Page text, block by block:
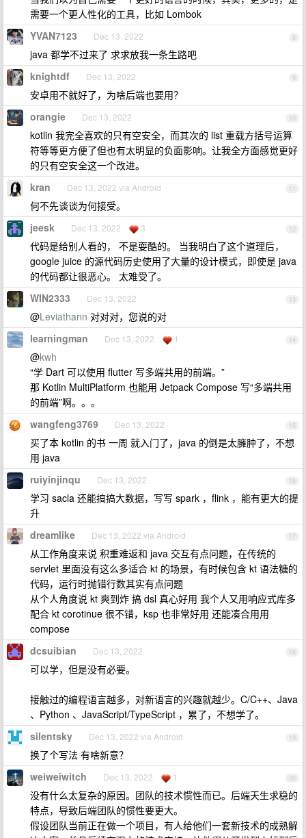
需要一个更人性化的工具，比如 Lombok
8
YVAN7123 Dec 13, 2022
java 都学不过来了 求求放我一条生路吧
9
knightdf Dec 13, 2022
安卓用不就好了，为啥后端也要用？
10
orangie Dec 13, 2022
kotlin 我完全喜欢的只有空安全，而其次的 list 重载方括号运算
符等等更方便了但也有太明显的负面影响。让我全方面感觉更好
的只有空安全这一个改进。
11
kran Dec 13, 2022 via Android
何不先谈谈为何接受。
12
jeesk Dec 13, 2022 3
代码是给别人看的， 不是耍酷的。 当我明白了这个道理后，
google juice 的源代码历史使用了大量的设计模式，即使是 java
的代码都让很恶心。 太难受了。
13
WIN2333 Dec 13, 2022
@Leviathann 对对对，您说的对
14
learningman Dec 13, 2022 1
@kwh
“学 Dart 可以使用 flutter 写多端共用的前端。”
那 Kotlin MultiPlatform 也能用 Jetpack Compose 写“多端共用
的前端”啊。。。
15
wangfeng3769 Dec 13, 2022
买了本 kotlin 的书 一周 就入门了，java 的倒是太臃肿了，不想
用 java
16
ruiyinjinqu Dec 13, 2022
学习 sacla 还能搞搞大数据，写写 spark ，flink ，能有更大的提
升
17
dreamlike Dec 13, 2022 via Android
从工作角度来说 积重难返和 java 交互有点问题，在传统的
servlet 里面没有这么多适合 kt 的场景，有时候包含 kt 语法糖的
代码，运行时抛错行数其实有点问题
从个人角度说 kt 爽到炸 搞 dsl 真心好用 我个人又用响应式库多
配合 kt corotinue 很不错，ksp 也非常好用 还能凑合用用
compose
18
dcsuibian Dec 13, 2022
可以学，但是没有必要。
接触过的编程语言越多，对新语言的兴趣就越少。C/C++、Java
、Python 、JavaScript/TypeScript ，累了，不想学了。
19
silentsky Dec 13, 2022 via Android
换了个写法 有啥新意？
20
weiweiwitch Dec 13, 2022 1
没有什么太复杂的原因。团队的技术惯性而已。后端天生求稳的
特点，导致后端团队的惯性要更大。
假设团队当前正在做一个项目，有人给他们一套新技术的成熟解